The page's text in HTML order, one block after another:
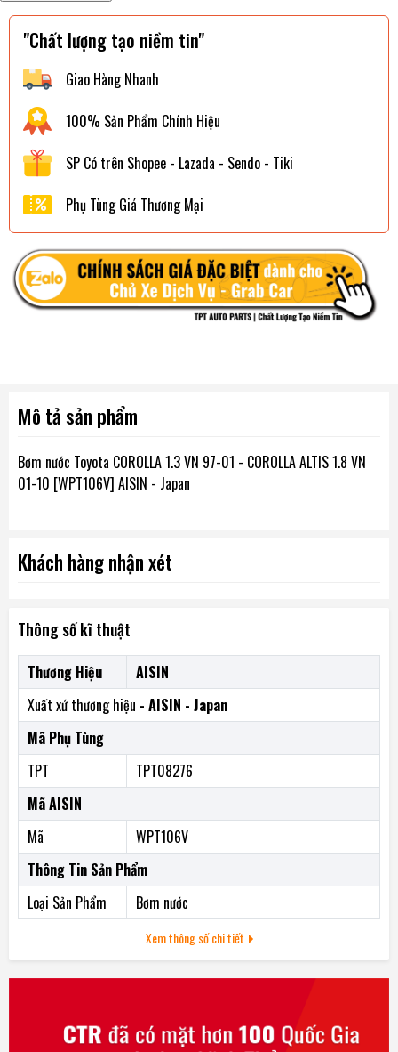
"Chất lượng tạo niềm tin"
Giao Hàng Nhanh
100% Sản Phẩm Chính Hiệu
SP Có trên Shopee - Lazada - Sendo - Tiki
Phụ Tùng Giá Thương Mại
Mô tả sản phẩm
Bơm nước Toyota COROLLA 1.3 VN 97-01 - COROLLA ALTIS 1.8 VN
01-10 [WPT106V] AISIN - Japan
Khách hàng nhận xét
Thông số kĩ thuật
Thương Hiệu
AISIN
Xuất xứ thương hiệu - AISIN - Japan
Mã Phụ Tùng
TPT
TPT08276
Mã AISIN
Mã
WPT106V
Thông Tin Sản Phẩm
Loại Sản Phẩm
Bơm nước
Xem thông số chi tiết